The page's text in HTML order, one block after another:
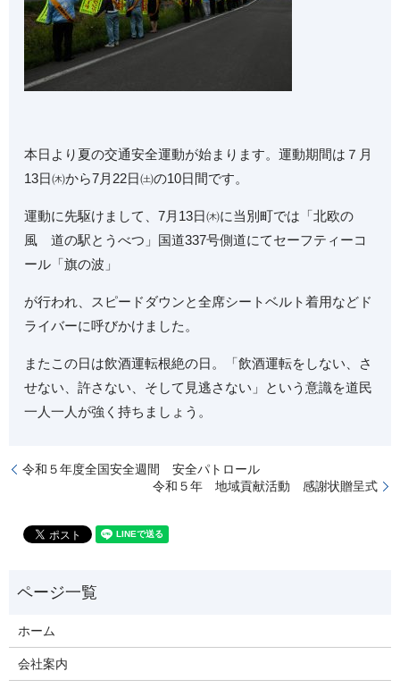
本日より夏の交通安全運動が始まります。運動期間は７月
13日㈭から7月 22日㈯の10日間です。
運動に先駆けまして、7月 13日㈭に当別町では「北欧の
風 道の駅とうべつ」国道337号側道にてセーフティーコ
ール「旗の波」
が行われ、スピードダウンと全席シートベルト着用などド
ライバーに呼びかけました 。
またこの日は飲酒運転根絶の日。「飲酒運転をしない、さ
せない、許さない、そして見逃さない」という意識を道民
一人一人が強く持ちましょう。
令和５年度全国安全週間 安全パトロール
令和５年 地域貢献活動 感謝状贈呈式
ホーム
会社案内